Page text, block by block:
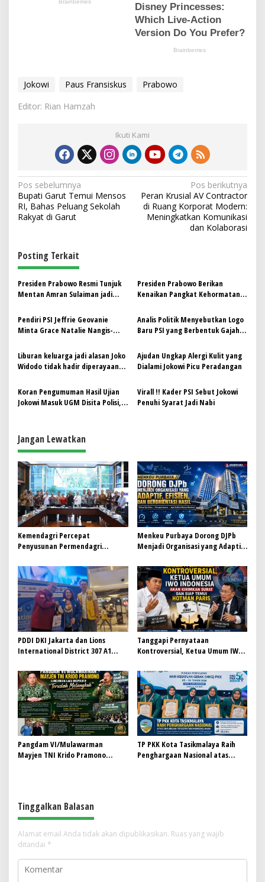
Jokowi Paus Fransiskus
Prabowo
Editor: Rian Hamzah
Ikuti Kami
N
a
v
g
a
s
i
p
o
s
Pos sebelumnya
Bupati Garut Temui Mensos
RI, Bahas Peluang Sekolah
Rakyat di Garut
Pos berikutnya
Peran Krusial AV Contractor
di Ruang Korporat Modern:
Meningkatkan Komunikasi
dan Kolaborasi
Posting Terkait
Presiden Prabowo Resmi Tunjuk
Mentan Amran Sulaiman jadi
Presiden Prabowo Berikan
Kenaikan Pangkat Kehormatan
Berikut Daftarnya!
Pendiri PSI Jeffrie Geovanie
Minta Grace Natalie Nangis-
Analis Politik Menyebutkan Logo
Baru PSI yang Berbentuk Gajah
Liburan keluarga jadi alasan Joko
Widodo tidak hadir diperayaan
Ajudan Ungkap Alergi Kulit yang
Dialami Jokowi Picu Peradangan
Koran Pengumuman Hasil Ujian
Jokowi Masuk UGM Disita Polisi,
Virall !! Kader PSI Sebut Jokowi
Penuhi Syarat Jadi Nabi
Jangan Lewatkan
Kemendagri Percepat
Penyusunan Permendagri
Menkeu Purbaya Dorong DJPb
Menjadi Organisasi yang Adaptif,
PDDI DKI Jakarta dan Lions
International District 307 A1
Gerakan Donor Darah Modern
Tanggapi Pernyataan
Kontroversial, Ketua Umum IWO
Temui Hotman Paris: Jaga
Marwah Pers Lewat Dialog
Terbuka
Pangdam VI/Mulawarman
Mayjen TNI Krido Pramono
TP PKK Kota Tasikmalaya Raih
Penghargaan Nasional atas
Tinggalkan Balasan
Alamat email Anda tidak akan dipublikasikan. Ruas yang wajib
ditandai *